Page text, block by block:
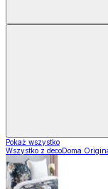
Pokaż wszystko
Wszystko z decoDoma